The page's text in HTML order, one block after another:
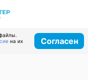
на их
Согласен